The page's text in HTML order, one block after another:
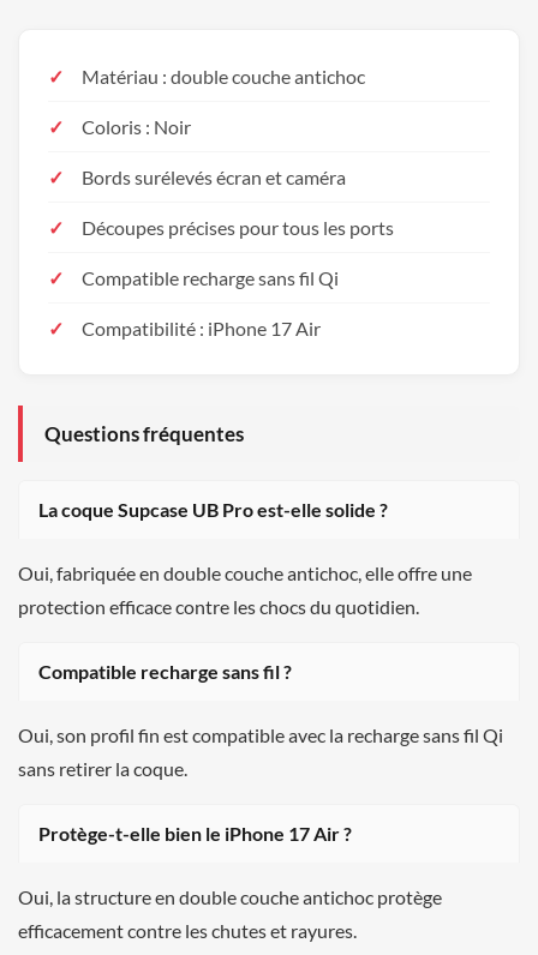
Matériau : double couche antichoc
Coloris : Noir
Bords surélevés écran et caméra
Découpes précises pour tous les ports
Compatible recharge sans fil Qi
Compatibilité : iPhone 17 Air
Questions fréquentes
La coque Supcase UB Pro est-elle solide ?
Oui, fabriquée en double couche antichoc, elle offre une
protection efficace contre les chocs du quotidien.
Compatible recharge sans fil ?
Oui, son profil fin est compatible avec la recharge sans fil Qi
sans retirer la coque.
Protège-t-elle bien le iPhone 17 Air ?
Oui, la structure en double couche antichoc protège
efficacement contre les chutes et rayures.